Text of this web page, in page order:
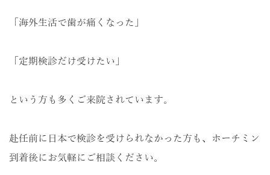
「海外生活で歯が痛くなった」
「定期検診だけ受けたい」
という方も多くご来院されています。
赴任前に日本で検診を受けられなかった方も、ホーチミン
到着後にお気軽にご相談ください。